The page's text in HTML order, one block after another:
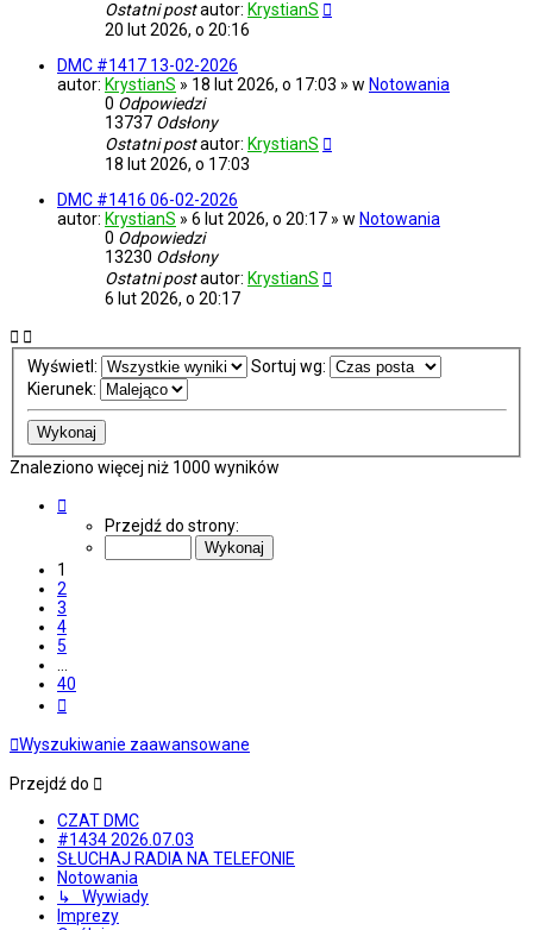
Ostatni postautor: KrystianS
20 lut 2026, o 20:16
DMC #1417 13-02-2026
autor: KrystianS » 18 lut 2026, o 17:03 » w Notowania
0 Odpowiedzi
13737 Odsłony
Ostatni postautor: KrystianS
18 lut 2026, o 17:03
DMC #1416 06-02-2026
autor: KrystianS » 6 lut 2026, o 20:17 » w Notowania
0 Odpowiedzi
13230 Odsłony
Ostatni postautor: KrystianS
6 lut 2026, o 20:17
Wyświetl:
Sortuj wg:
Kierunek:
Znaleziono więcej niż 1000 wyników
Przejdź do strony:
1
2
3
4
5
40
Wyszukiwanie zaawansowane
Przejdź do
CZAT DMC
#1434 2026.07.03
SŁUCHAJ RADIA NA TELEFONIE
Notowania
↳ Wywiady
Imprezy